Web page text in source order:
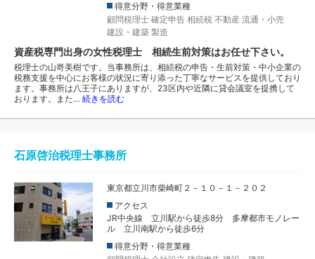
得意分野・得意業種
顧問税理士 確定申告 相続税 不動産 流通・小売
建設・建築 製造
資産税専門出身の女性税理士 相続生前対策はお任せ下さい。
税理士の山嵜美樹です。当事務所は、相続税の申告・生前対策・中小企業の
税務支援を中心にお客様の状況に寄り添った丁寧なサービスを提供しており
ます。事務所は八王子にありますが、23区内や近隣に貸会議室を提携して
おります。また… 続きを読む
石原啓治税理士事務所
東京都立川市柴崎町２－１０－１－２０２
アクセス
JR中央線 立川駅から徒歩8分 多摩都市モノレー
ル 立川南駅から徒歩6分
得意分野・得意業種